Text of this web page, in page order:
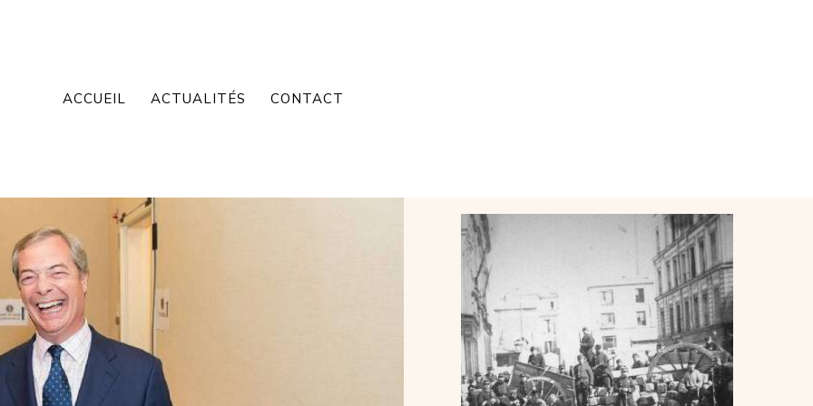
ACCUEIL ACTUALITÉS CONTACT